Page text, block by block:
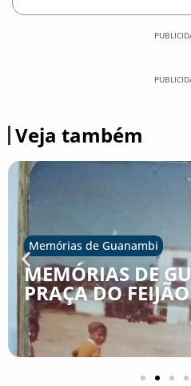
Veja também
Falecimento
MORRE EM
ANOS, EMÍLIO
MAGALHÃES